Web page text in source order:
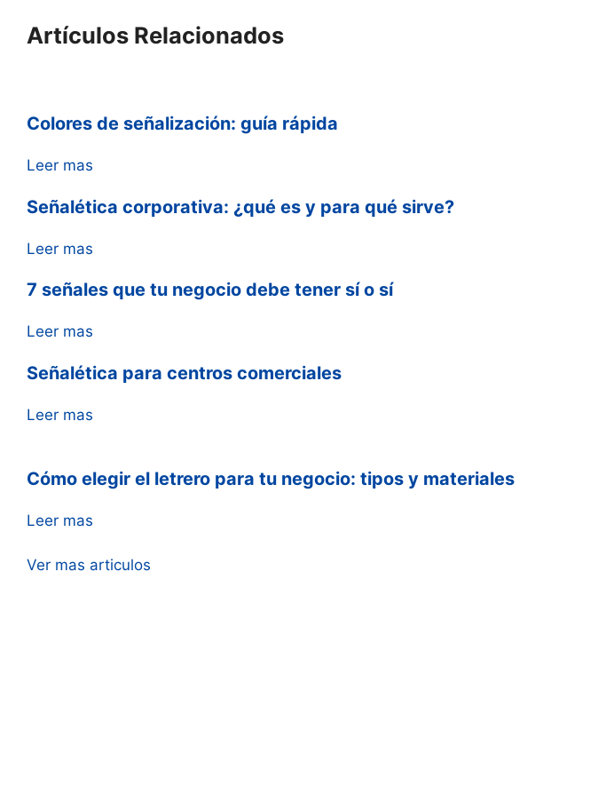
Artículos Relacionados
Colores de señalización: guía rápida
Leer mas
Señalética corporativa: ¿qué es y para qué sirve?
Leer mas
7 señales que tu negocio debe tener sí o sí
Leer mas
Señalética para centros comerciales
Leer mas
Cómo elegir el letrero para tu negocio: tipos y materiales
Leer mas
Ver mas articulos